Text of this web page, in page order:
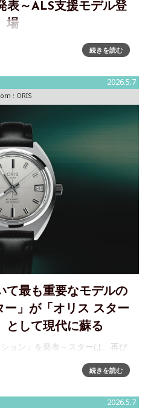
表～ALS支援モデル登
場
ぐ限定ORIS時計、ALS支援モデ
選手ルー・ゲーリッグの功績を
ション」を発表しました。 伝説
の
続きを読む
2026.5.7
: ORIS
て最も重要なモデルの
ー」が「オリス スター
として現代に蘇る
ョン」を発表～スターは、再び
リス製レバー脱進機搭載モデル
続きを読む
2026.5.7